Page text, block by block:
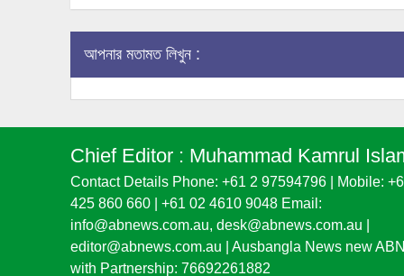
আপনার মতামত লিখুন :
Chief Editor : Muhammad Kamrul
Contact Details Phone: +61 2 97594796 | Mobile:
425 860 660 | +61 02 4610 9048 Email:
info@abnews.com.au, desk@abnews.com.au |
editor@abnews.com.au | Ausbangla News new ABN
with Partnership: 76692261882